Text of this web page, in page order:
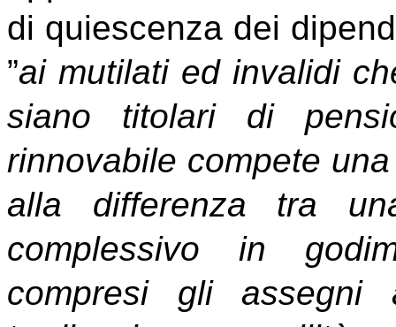
di quiescenza dei
”ai mutilati ed invalidi
siano titolari di
rinnovabile compete
alla differenza tra
complessivo in
compresi gli assegni